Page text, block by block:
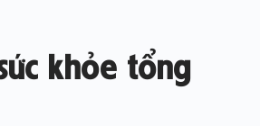
khỏe tổng